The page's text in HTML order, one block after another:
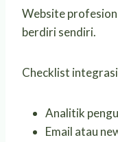
Website
berdiri sendiri.
Checklist
Analitik
Email atau